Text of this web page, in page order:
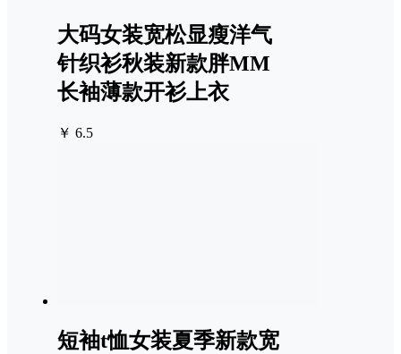
大码女装宽松显瘦洋气
针织衫秋装新款胖MM
长袖薄款开衫上衣
￥ 6.5
短袖t恤女装夏季新款宽